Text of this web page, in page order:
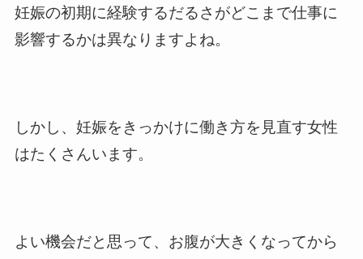
妊娠の初期に経験するだるさがどこまで仕事に
影響するかは異なりますよね。
しかし、妊娠をきっかけに働き方を見直す女性
はたくさんいます。
よい機会だと思って、お腹が大きくなってから